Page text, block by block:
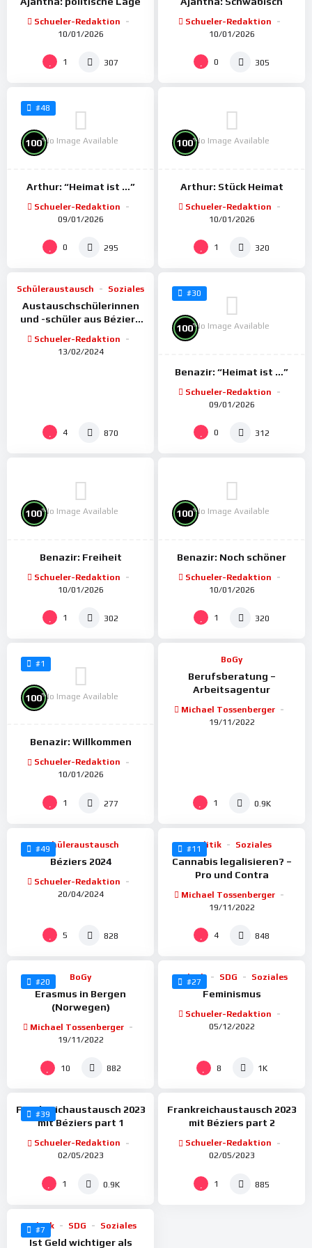
Schueler-Redaktion
10/01/2026
1 307
Schueler-Redaktion
10/01/2026
0 305
#48
No Image Available
100%
Arthur: “Heimat ist …”
Schueler-Redaktion
09/01/2026
0 295
No Image Available
100%
Arthur: Stück Heimat
Schueler-Redaktion
10/01/2026
1 320
Schüleraustausch Soziales
Austauschschülerinnen
und -schüler aus Béziers
Schueler-Redaktion
13/02/2024
4 870
#30
No Image Available
100%
Benazir: “Heimat ist …”
Schueler-Redaktion
09/01/2026
0 312
No Image Available
100%
Benazir: Freiheit
Schueler-Redaktion
10/01/2026
1 302
No Image Available
100%
Benazir: Noch schöner
Schueler-Redaktion
10/01/2026
1 320
#1
No Image Available
100%
Benazir: Willkommen
Schueler-Redaktion
10/01/2026
1 277
%
BoGy
Berufsberatung –
Arbeitsagentur
Michael Tossenberger
19/11/2022
1 0.9K
#49Schüleraustausch
Béziers 2024
Schueler-Redaktion
20/04/2024
5 828
#11
%
Politik Soziales
Cannabis legalisieren? –
Pro und Contra
Michael Tossenberger
19/11/2022
4 848
#20 BoGy
Erasmus in Bergen
(Norwegen)
Michael Tossenberger
19/11/2022
10 882
#27
%
Politik SDG Soziales
Feminismus
Schueler-Redaktion
05/12/2022
8 1K
#39
%
Frankreichaustausch 2023
mit Béziers part 1
Schueler-Redaktion
02/05/2023
1 0.9K
Frankreichaustausch 2023
mit Béziers part 2
Schueler-Redaktion
02/05/2023
1 885
#7
%
Politik SDG Soziales
Ist Geld wichtiger als